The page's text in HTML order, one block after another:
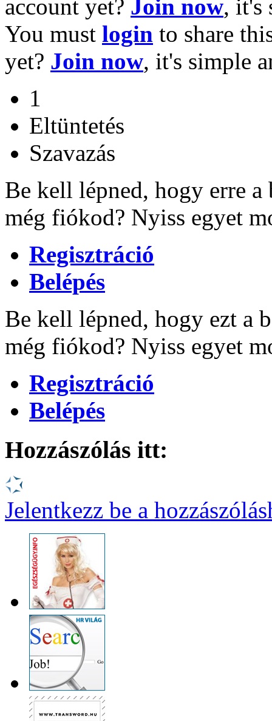
account yet? Join now, it's
You must login to share
yet? Join now, it's simple
1
Eltüntetés
Szavazás
Be kell lépned, hogy erre a
még fiókod? Nyiss egyet
Regisztráció
Belépés
Be kell lépned, hogy ezt a
még fiókod? Nyiss egyet
Regisztráció
Belépés
Hozzászólás itt:
Jelentkezz be a